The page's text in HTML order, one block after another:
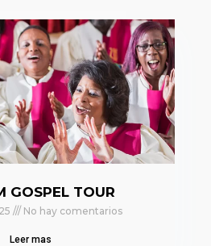
GOSPEL TOUR
No hay comentarios
Leer mas